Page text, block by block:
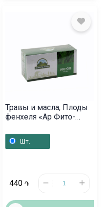
Травы и масла, Плоды
фенхеля «Ар Фито-
Հայաստան
Шт.
440 ֏